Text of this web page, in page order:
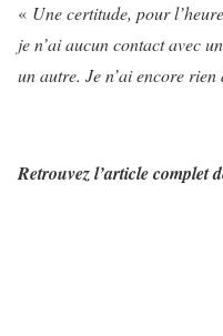
« Une certitude, pour
je n’ai aucun contact avec
un autre. Je n’ai encore rien
Retrouvez l’article complet